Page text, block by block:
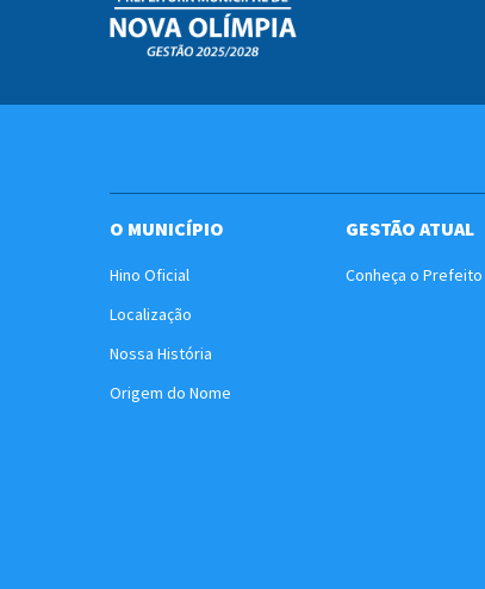
O MUNICÍPIO
Hino Oficial
Localização
Nossa História
Origem do Nome
GESTÃO ATUAL
Conheça o Prefeito